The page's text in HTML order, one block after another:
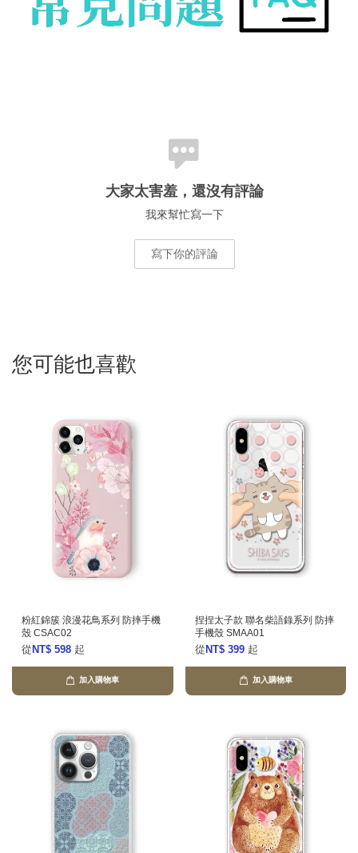
大家太害羞，還沒有評論
我來幫忙寫一下
寫下你的評論
您可能也喜歡
粉紅錦簇 浪漫花鳥系列 防摔手機
殼 CSAC02
從 NT$ 598 起
加入購物車
捏捏太子款 聯名柴語錄系列 防摔
手機殼 SMAA01
從 NT$ 399 起
加入購物車